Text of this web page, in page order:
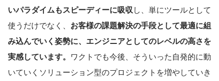
いパラダイムもスピーディーに吸収し、単にツールとして
使うだけでなく、 お客様の課題解決の手段として最適に組
み込んでいく姿勢に、エンジニアとしてのレベルの高さを
実感しています。 ワクトでも今後、そういった自発的に動
いていくソリューション型のプロジェクトを増やしていき